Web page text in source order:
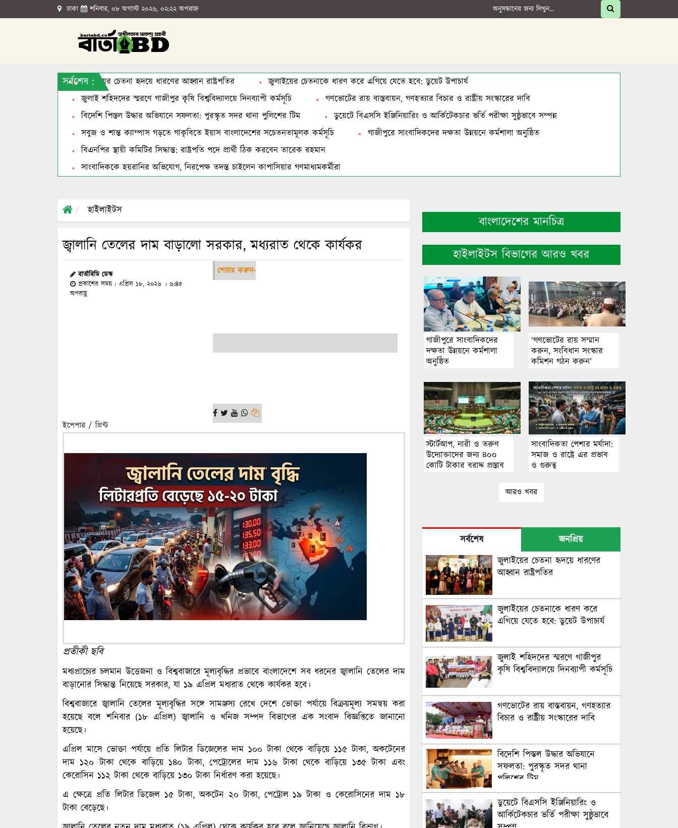
ঢাকা শনিবার, ০৮ অগাস্ট ২০২৬, ০২:২২ অপরাহ্ন
সর্বশেষ :জুলাইয়ের চেতনা হৃদয়ে ধারণের আহ্বান রাষ্ট্রপতির
জুলাইয়ের চেতনাকে ধারণ করে এগিয়ে যেতে হবে: ডুয়েট উপাচার্য
জুলাই শহিদদের স্মরণে গাজীপুর কৃষি বিশ্ববিদ্যালয়ে দিনব্যাপী কর্মসূচি
গণভোটের রায় বাস্তবায়ন, গণহত্যার বিচার ও রাষ্ট্রীয় সংস্কারের দাবি
বিদেশি পিস্তল উদ্ধার অভিযানে সফলতা: পুরস্কৃত সদর থানা পুলিশের টিম
ডুয়েটে বিএসসি ইঞ্জিনিয়ারিং ও আর্কিটেকচার ভর্তি পরীক্ষা সুষ্ঠুভাবে সম্পন্ন
সবুজ ও শান্ত ক্যাম্পাস গড়তে গাকৃবিতে ইয়াস বাংলাদেশের সচেতনতামূলক কর্মসূচি
গাজীপুরে সাংবাদিকদের দক্ষতা উন্নয়নে কর্মশালা অনুষ্ঠিত
বিএনপির স্থায়ী কমিটির সিদ্ধান্ত: রাষ্ট্রপতি পদে প্রার্থী ঠিক করবেন তারেক রহমান
সাংবাদিককে হয়রানির অভিযোগ, নিরপেক্ষ তদন্ত চাইলেন কাপাসিয়ার গণমাধ্যমকর্মীরা
হাইলাইটস
জ্বালানি তেলের দাম বাড়ালো সরকার, মধ্যরাত থেকে কার্যকর
বার্তাবিডি ডেস্ক
প্রকাশের সময় : এপ্রিল ১৮, ২০২৬ । ৬:৪৫
অপরাহ্ণ
শেয়ার করুন-
ইপেপার / প্রিন্ট
প্রতীকী ছবি
মধ্যপ্রাচ্যের চলমান উত্তেজনা ও বিশ্ববাজারে মূল্যবৃদ্ধির প্রভাবে বাংলাদেশে সব ধরনের জ্বালানি তেলের দাম
বাড়ানোর সিদ্ধান্ত নিয়েছে সরকার, যা ১৯ এপ্রিল মধ্যরাত থেকে কার্যকর হবে।
বিশ্ববাজারে জ্বালানি তেলের মূল্যবৃদ্ধির সঙ্গে সামঞ্জস্য রেখে দেশে ভোক্তা পর্যায়ে বিক্রয়মূল্য সমন্বয় করা
হয়েছে বলে শনিবার (১৮ এপ্রিল) জ্বালানি ও খনিজ সম্পদ বিভাগের এক সংবাদ বিজ্ঞপ্তিতে জানানো
হয়েছে।
এপ্রিল মাসে ভোক্তা পর্যায়ে প্রতি লিটার ডিজেলের দাম ১০০ টাকা থেকে বাড়িয়ে ১১৫ টাকা, অকটেনের
দাম ১২০ টাকা থেকে বাড়িয়ে ১৪০ টাকা, পেট্রোলের দাম ১১৬ টাকা থেকে বাড়িয়ে ১৩৫ টাকা এবং
কেরোসিন ১১২ টাকা থেকে বাড়িয়ে ১৩০ টাকা নির্ধারণ করা হয়েছে।
এ ক্ষেত্রে প্রতি লিটার ডিজেল ১৫ টাকা, অকটেন ২০ টাকা, পেট্রোল ১৯ টাকা ও কেরোসিনের দাম ১৮
টাকা বেড়েছে।
বাংলাদেশের মানচিত্র
হাইলাইটস বিভাগের আরও খবর
গাজীপুরে সাংবাদিকদের
দক্ষতা উন্নয়নে কর্মশালা
অনুষ্ঠিত
‘গণভোটের রায় সম্মান
করুন, সংবিধান সংস্কার
কমিশন গঠন করুন’
স্টার্টআপ, নারী ও তরুণ
উদ্যোক্তাদের জন্য ৪০০
কোটি টাকার বরাদ্দ প্রস্তাব
সাংবাদিকতা পেশার মর্যাদা:
সমাজ ও রাষ্ট্রে এর প্রভাব
ও গুরুত্ব
আরও খবর
সর্বশেষ
জনপ্রিয়
জুলাইয়ের চেতনা হৃদয়ে ধারণের
আহ্বান রাষ্ট্রপতির
জুলাইয়ের চেতনাকে ধারণ করে
এগিয়ে যেতে হবে: ডুয়েট উপাচার্য
জুলাই শহিদদের স্মরণে গাজীপুর
কৃষি বিশ্ববিদ্যালয়ে দিনব্যাপী কর্মসূচি
গণভোটের রায় বাস্তবায়ন, গণহত্যার
বিচার ও রাষ্ট্রীয় সংস্কারের দাবি
বিদেশি পিস্তল উদ্ধার অভিযানে
সফলতা: পুরস্কৃত সদর থানা
পুলিশের টিম
ডুয়েটে বিএসসি ইঞ্জিনিয়ারিং ও
আর্কিটেকচার ভর্তি পরীক্ষা সুষ্ঠুভাবে